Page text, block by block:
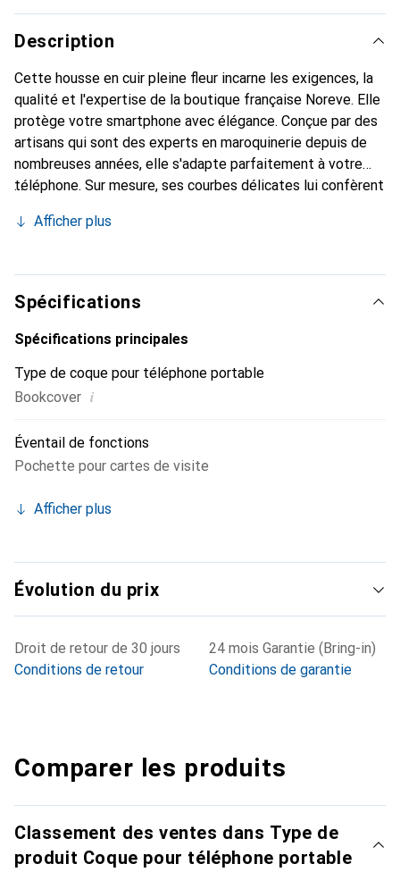
Description
Cette housse en cuir pleine fleur incarne les exigences, la
qualité et l'expertise de la boutique française Noreve. Elle
protège votre smartphone avec élégance. Conçue par des
artisans qui sont des experts en maroquinerie depuis de
nombreuses années, elle s'adapte parfaitement à votre
téléphone. Sur mesure, ses courbes délicates lui confèrent
et indispensable de votre smartphone. La marque Noreve
haute qualité et constitue un choix sûr pour une clientèle
exigeante.
Afficher plus
Spécifications
Spécifications principales
Type de coque pour téléphone portable
Bookcover i
Éventail de fonctions
Pochette pour cartes de visite
Afficher plus
Évolution du prix
Droit de retour de 30 jours
Conditions de retour
24 mois Garantie (Bring-in)
Conditions de garantie
Comparer les produits
Classement des ventes dans Type de
produit Coque pour téléphone portable